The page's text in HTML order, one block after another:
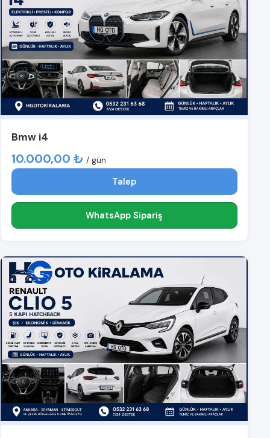
Bmw i4
10.000,00 ₺ / gün
Talep
WhatsApp Sipariş